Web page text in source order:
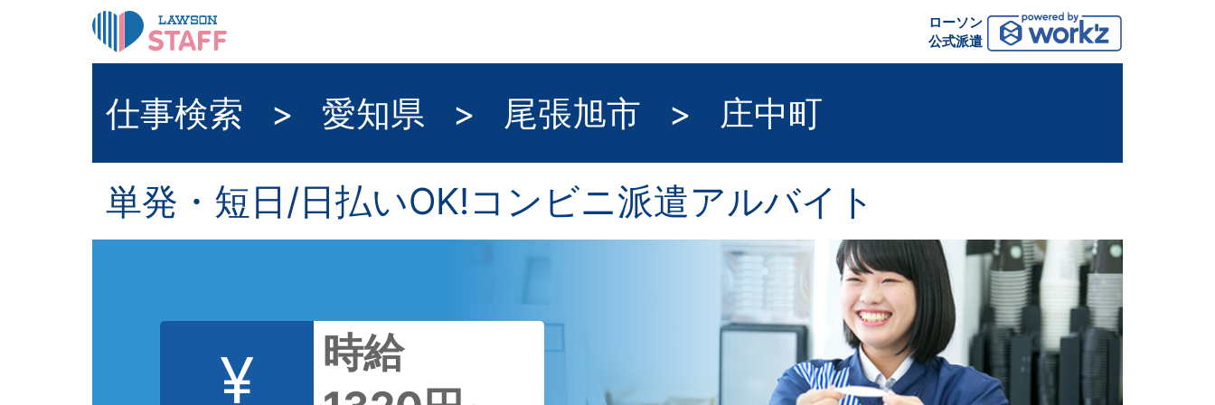
ローソン
公式派遣
仕事検索 > 愛知県 > 尾張旭市 > 庄中町
単発・短日/日払いOK!コンビニ派遣アルバイト
¥
時給